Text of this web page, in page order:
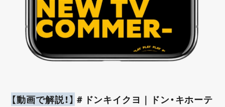
【動画で解説！】 ＃ドンキイクヨ｜ドン・キホーテ